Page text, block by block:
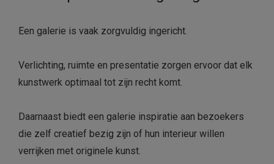
Een galerie is vaak zorgvuldig ingericht.
Verlichting, ruimte en presentatie zorgen ervoor dat elk
kunstwerk optimaal tot zijn recht komt.
Daarnaast biedt een galerie inspiratie aan bezoekers
die zelf creatief bezig zijn of hun interieur willen
verrijken met originele kunst.